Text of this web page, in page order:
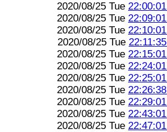
2020/08/25 Tue 22:00:01
2020/08/25 Tue 22:09:01
2020/08/25 Tue 22:10:01
2020/08/25 Tue 22:11:35
2020/08/25 Tue 22:15:01
2020/08/25 Tue 22:24:01
2020/08/25 Tue 22:25:01
2020/08/25 Tue 22:26:38
2020/08/25 Tue 22:29:01
2020/08/25 Tue 22:43:01
2020/08/25 Tue 22:47:01